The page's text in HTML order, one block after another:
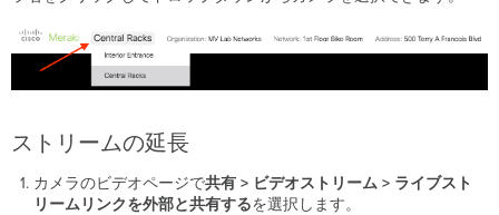
ストリームの延長
カメラのビデオページで共有> ビデオストリーム > ライブスト
リームリンクを外部と共有するを選択します。